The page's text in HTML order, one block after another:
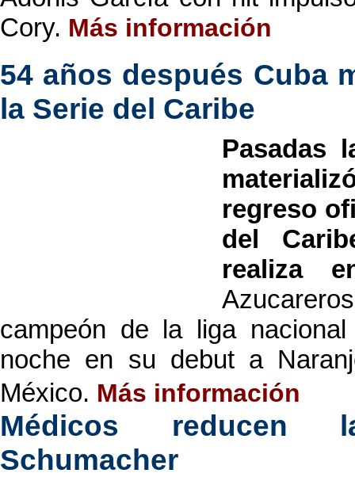
Cory. Más información
54 años después Cuba
la Serie del Caribe
Pasadas
regreso
del
realiza
campeón de la liga
noche en su debut a
México. Más información
Médicos reducen
Schumacher